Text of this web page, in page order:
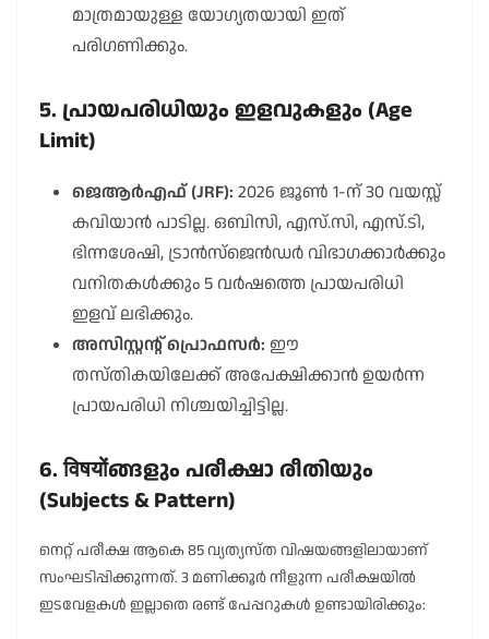
മാത്രമായുള്ള യോഗ്യതയായി ഇത്
പരിഗണിക്കും.
5. പ്രായപരിധിയും ഇളവുകളും (Age
Limit)
ജെആർഎഫ് (JRF): 2026 ജൂൺ 1-ന് 30 വയസ്സ്
കവിയാൻ പാടില്ല. ഒബിസി, എസ്.സി, എസ്.ടി,
ഭിന്നശേഷി, ട്രാൻസ്‌ജെൻഡർ വിഭാഗക്കാർക്കും
വനിതകൾക്കും 5 വർഷത്തെ പ്രായപരിധി
ഇളവ് ലഭിക്കും.
അസിസ്റ്റന്റ് പ്രൊഫസർ: ഈ
തസ്തികയിലേക്ക് അപേക്ഷിക്കാൻ ഉയർന്ന
പ്രായപരിധി നിശ്ചയിച്ചിട്ടില്ല.
6. विषयोंങ്ങളും പരീക്ഷാ രീതിയും
(Subjects & Pattern)
നെറ്റ് പരീക്ഷ ആകെ 85 വ്യത്യസ്ത വിഷയങ്ങളിലായാണ്
സംഘടിപ്പിക്കുന്നത്. 3 മണിക്കൂർ നീളുന്ന പരീക്ഷയിൽ
ഇടവേളകൾ ഇല്ലാതെ രണ്ട് പേപ്പറുകൾ ഉണ്ടായിരിക്കും: